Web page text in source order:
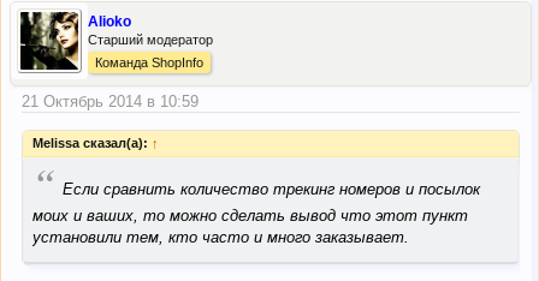
Alioko
Старший модератор
Команда ShopInfo
21 Октябрь 2014 в 10:59
Melissa сказал(а): ↑
“ Если сравнить количество трекинг номеров и посылок
моих и ваших, то можно сделать вывод что этот пункт
установили тем, кто часто и много заказывает.